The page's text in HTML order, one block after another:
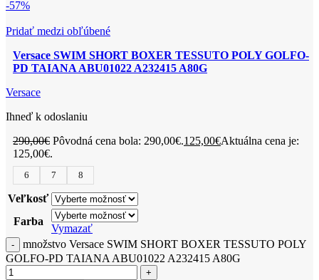
-57%
Pridať medzi obľúbené
Versace SWIM SHORT BOXER TESSUTO POLY GOLFO-
PD TAIANA ABU01022 A232415 A80G
Versace
Ihneď k odoslaniu
290,00€ Pôvodná cena bola: 290,00€.125,00€Aktuálna cena je:
125,00€.
6 7 8
Veľkosť
Farba
Vymazať
množstvo Versace SWIM SHORT BOXER TESSUTO POLY
GOLFO-PD TAIANA ABU01022 A232415 A80G